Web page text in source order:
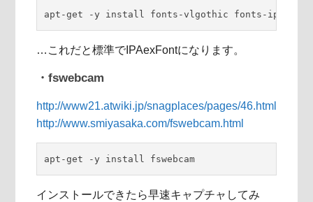
apt-get -y install fonts-vlgothic fonts-ipafont
…これだと標準でIPAexFontになります。
・fswebcam
http://www21.atwiki.jp/snagplaces/pages/46.html
http://www.smiyasaka.com/fswebcam.html
apt-get -y install fswebcam
インストールできたら早速キャプチャしてみ